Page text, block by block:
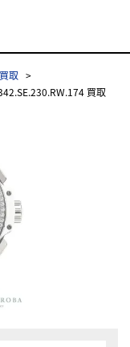
取
買取